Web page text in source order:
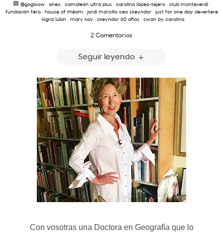
@gogloow· anec· camaleón ultra plus· carolina lópez-tejero· club monteverdi·
fundación fero· house of thèom · jordi morcillo ceo skeyndor· just for one day devertere
· kigriz lubin· mary kay· skeyndor 60 años· swan by carolina
2 Comentarios
Seguir leyendo
Con vosotras una Doctora en Geografía que lo